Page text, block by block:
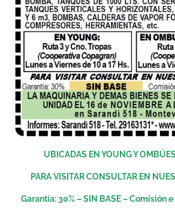
UBICADAS EN YOUNG Y
PARA VISITAR CONSULTAR EN
Garantía: 30% – SIN BASE – Comisión